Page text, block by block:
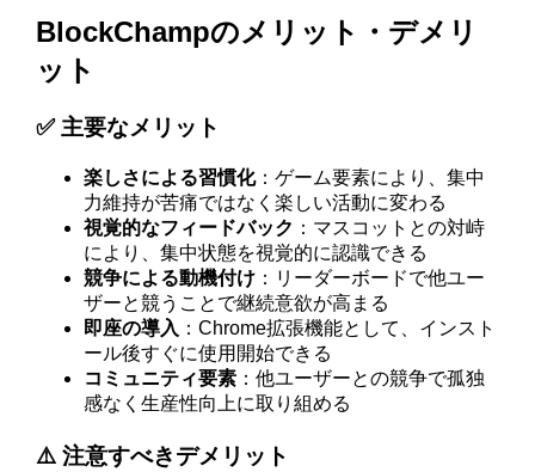
BlockChampのメリット・デメリ
ット
✅ 主要なメリット
楽しさによる習慣化：ゲーム要素により、集中
力維持が苦痛ではなく楽しい活動に変わる
視覚的なフィードバック ：マスコットとの対峙
により、集中状態を視覚的に認識できる
競争による動機付け ：リーダーボードで他ユー
ザーと競うことで継続意欲が高まる
即座の導入 ：Chrome拡張機能として、インスト
ール後すぐに使用開始できる
コミュニティ要素 ：他ユーザーとの競争で孤独
感なく生産性向上に取り組める
⚠️ 注意すべきデメリット